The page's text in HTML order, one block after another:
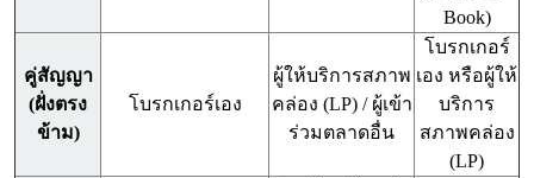
Book)
คู่สัญญา
(ฝั่งตรง
ข้าม)
โบรกเกอร์เอง
ผู้ให้บริการสภาพ
คล่อง (LP) / ผู้เข้า
ร่วมตลาดอื่น
โบรกเกอร์
เอง หรือผู้ให้
บริการ
สภาพคล่อง
(LP)